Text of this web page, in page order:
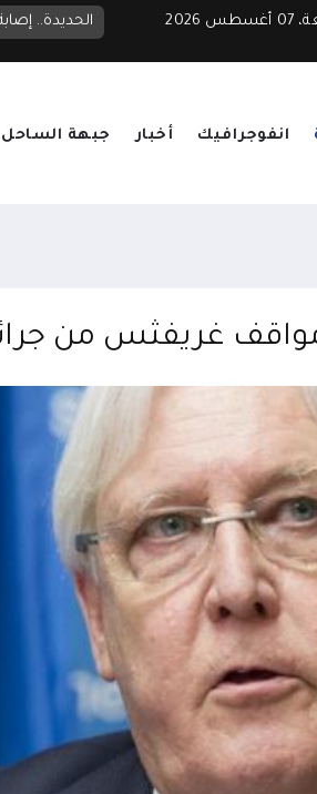
الجمعة، 07 أغسطس 2026
الحديدة..
انفوجرافيك أخبار جبهة الساحل
مواقف غريفثس من